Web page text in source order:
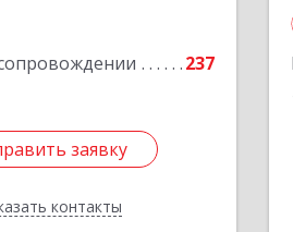
237
заявку
контакты
заявку
Назад